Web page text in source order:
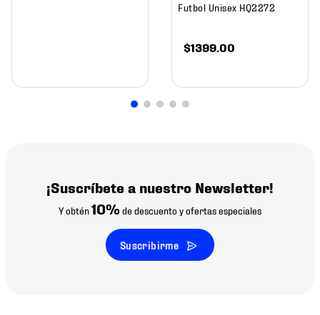
Futbol Unisex HQ2272
$1399.00
¡Suscríbete a nuestro Newsletter!
Y obtén10% de descuento y ofertas especiales
Suscribirme